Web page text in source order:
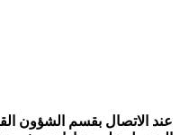
عند الاتصال بقسم الشؤون